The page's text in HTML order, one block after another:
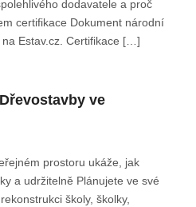
dodavatele a proč
certifikace Dokument národní
Estav.cz. Certifikace […]
ve
prostoru ukáže, jak
a udržitelně Plánujete ve své
školy, školky,